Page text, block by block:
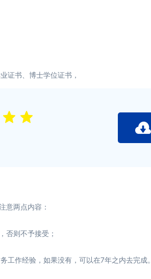
书、博士学位证书，
两点内容：
则不予接受；
作经验，如果没有，可以在7年之内去完成。